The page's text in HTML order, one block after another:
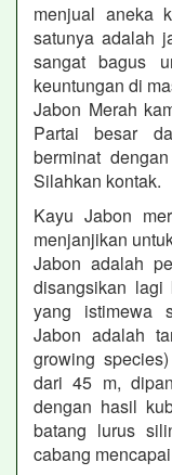
menjual aneka
satunya adalah
sangat bagus
keuntungan di
Jabon Merah
Partai besar
berminat
Silahkan kontak.
Kayu Jabon
menjanjikan
Jabon adalah
disangsikan lagi
yang istimewa
Jabon adalah
growing
dari 45 m,
dengan hasil
batang lurus
cabang